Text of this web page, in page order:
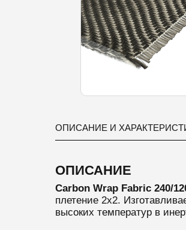
ОПИСАНИЕ И
ОПИСАНИЕ
Carbon Wrap Fabric 240/
плетение 2х2.
высоких температур в